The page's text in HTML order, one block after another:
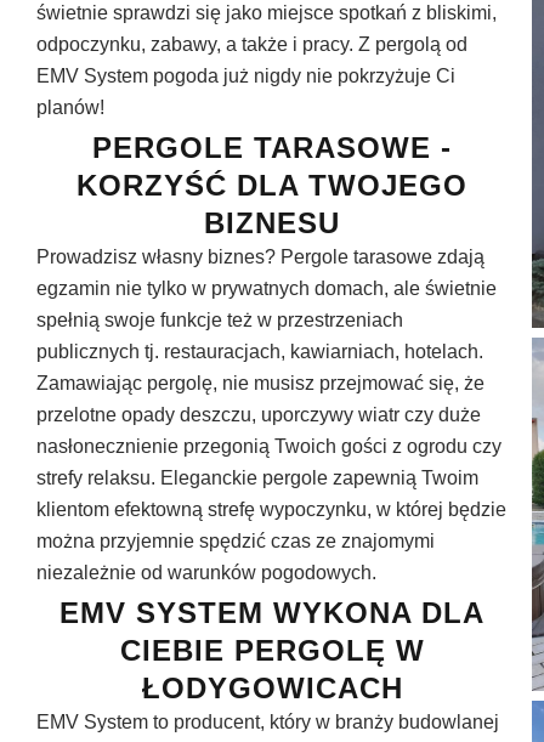
świetnie sprawdzi się jako miejsce spotkań z bliskimi,
odpoczynku, zabawy, a także i pracy. Z pergolą od
EMV System pogoda już nigdy nie pokrzyżuje Ci
planów!
PERGOLE TARASOWE -
KORZYŚĆ DLA TWOJEGO
BIZNESU
Prowadzisz własny biznes? Pergole tarasowe zdają
egzamin nie tylko w prywatnych domach, ale świetnie
spełnią swoje funkcje też w przestrzeniach
publicznych tj. restauracjach, kawiarniach, hotelach.
Zamawiając pergolę, nie musisz przejmować się, że
przelotne opady deszczu, uporczywy wiatr czy duże
nasłonecznienie przegonią Twoich gości z ogrodu czy
strefy relaksu. Eleganckie pergole zapewnią Twoim
klientom efektowną strefę wypoczynku, w której będzie
można przyjemnie spędzić czas ze znajomymi
niezależnie od warunków pogodowych.
EMV SYSTEM WYKONA DLA
CIEBIE PERGOLĘ W
ŁODYGOWICACH
EMV System to producent, który w branży budowlanej